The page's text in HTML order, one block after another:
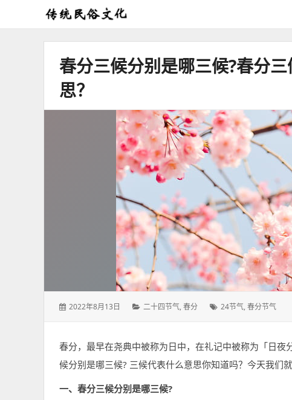
弘
扬
文
春分三候分别是哪三候?春分
思？
发
2022年8月13日
分
二十四节气,春分
标
24节气,春分节气
春分，最早在尧典中被称为日中，在礼记中被称为「日
候分别是哪三候? 三候代表什么意思你知道吗？今天我们就
一、春分三候分别是哪三候?